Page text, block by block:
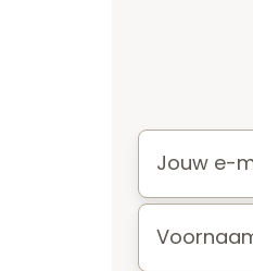
E-
mail*
Voornaam*